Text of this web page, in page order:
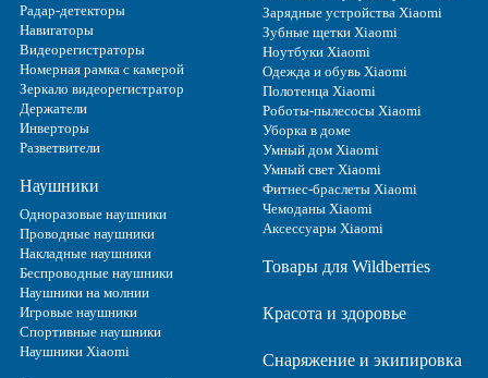
Радар-детекторы
Навигаторы
Видеорегистраторы
Номерная рамка с камерой
Зеркало видеорегистратор
Держатели
Инверторы
Разветвители
Наушники
Одноразовые наушники
Проводные наушники
Накладные наушники
Беспроводные наушники
Наушники на молнии
Игровые наушники
Спортивные наушники
Наушники Xiaomi
Зарядные устройства Xiaomi
Зубные щетки Xiaomi
Ноутбуки Xiaomi
Одежда и обувь Xiaomi
Полотенца Xiaomi
Роботы-пылесосы Xiaomi
Уборка в доме
Умный дом Xiaomi
Умный свет Xiaomi
Фитнес-браслеты Xiaomi
Чемоданы Xiaomi
Аксессуары Xiaomi
Товары для Wildberries
Красота и здоровье
Снаряжение и экипировка